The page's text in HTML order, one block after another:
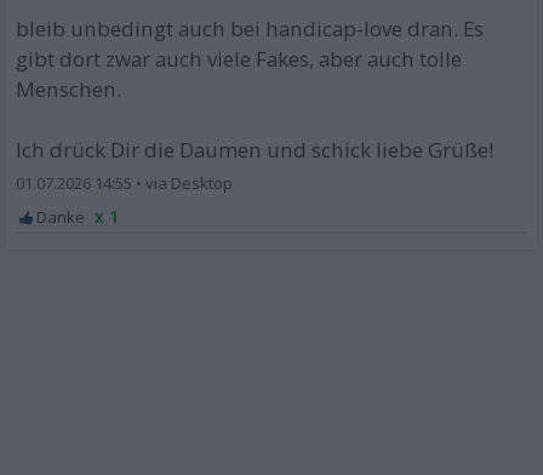
bleib unbedingt auch bei handicap-love dran. Es
gibt dort zwar auch viele Fakes, aber auch tolle
Menschen.
Ich drück Dir die Daumen und schick liebe Grüße!
01.07.2026 14:55 •
x 1